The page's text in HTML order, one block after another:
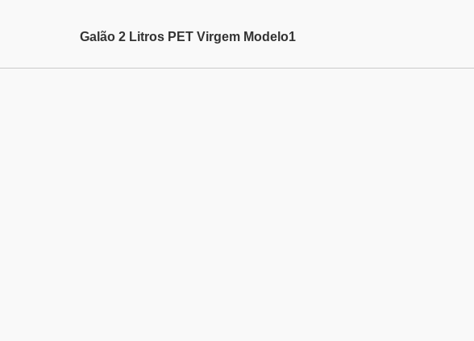
Galão 2 Litros PET Virgem Modelo1